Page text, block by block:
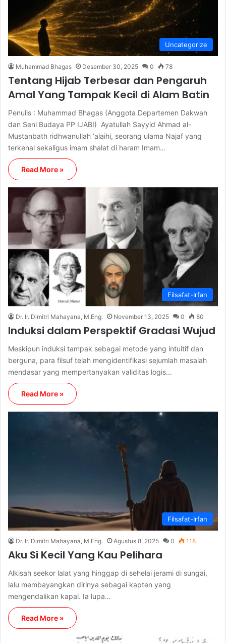
Uncategorize
Muhammad Bhagas Desember 30, 2025 0 78
Tentang Hijab Terbesar dan Pengaruh
Amal Yang Tampak Kecil di Alam Batin
Penulis : Muhammad Bhagas (Anggota Departemen Dakwah
dan Seni Budaya PP IJABI) Ayatullah Sayyid Ahmad al-
Mustanbath ridhwanullah ‘alaihi, seorang ulama Najaf yang
terkenal sekaligus imam shalat di haram Imam…
Read More »
Filsafat-Irfan
Dr. Ir. Dimitri Mahayana, M.Eng. November 13, 2025 0 80
Induksi dalam Perspektif Gradasi Wujud
Meskipun induksi tampak sebagai metode yang intuitif dan
berguna, para filsuf telah mengidentifikasi sejumlah masalah
mendasar yang mempertanyakan validitas logis…
Read More »
Filsafat-Irfan
Dr. Ir. Dimitri Mahayana, M.Eng. Agustus 8, 2025 0 118
Aku Si Kecil Yang Kau Pelihara
Alkisah seekor lalat yang hinggap di sehelai jerami di sungai,
lalu membayangkan dirinya sebagai kapten yang
mengendalikan kapal. Ia lupa…
Read More »